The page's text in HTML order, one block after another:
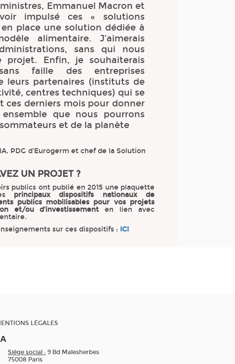
Emmanuel Macron et
impulsé ces « solutions
place une solution dédiée à
alimentaire. J’aimerais
sans qui nous
projet. Enfin, je souhaiterais
faille des entreprises
leurs partenaires (instituts de
centres techniques) qui se
derniers mois pour donner
que nous pourrons
et de la planète
PDG d’Eurogerm et chef de la Solution
UN PROJET ?
publics ont publié en 2015 une plaquette
principaux dispositifs nationaux de
publics mobilisables pour vos projets
et/ou d’investissementen lien avec
sur ces dispositifs : ICI
LÉGALES
Siège social : 9 Bd Malesherbes
75008 Paris